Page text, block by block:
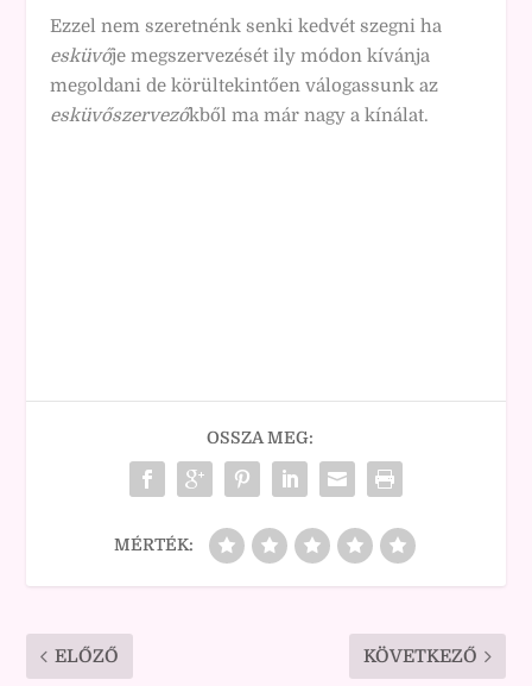
Ezzel nem szeretnénk senki kedvét szegni ha
esküvője megszervezését ily módon kívánja
megoldani de körültekintően válogassunk az
esküvőszervezőkből ma már nagy a kínálat.
OSSZA MEG:
MÉRTÉK:
ELŐZŐ KÖVETKEZŐ